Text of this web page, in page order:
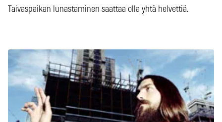
Taivaspaikan lunastaminen saattaa olla yhtä helvettiä.